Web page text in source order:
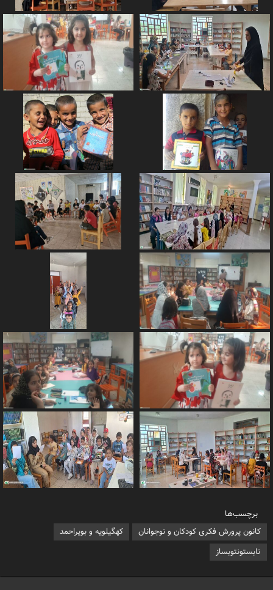
برچسب‌ها
کانون پرورش فکری کودکان و نوجوانان
کهگیلویه و بویراحمد
تابستونتوبساز